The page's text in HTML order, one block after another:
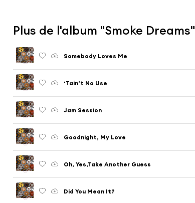
Plus de l'album "Smoke Dreams"
Somebody Loves Me
‘Tain’t No Use
Jam Session
Goodnight, My Love
Oh, Yes,Take Another Guess
Did You Mean It?